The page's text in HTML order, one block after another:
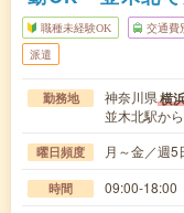
職種未経験OK 交通費
派遣
勤務地 神奈川県横
並木北駅か
曜日頻度 月～金／週5
時間 09:00-18:00